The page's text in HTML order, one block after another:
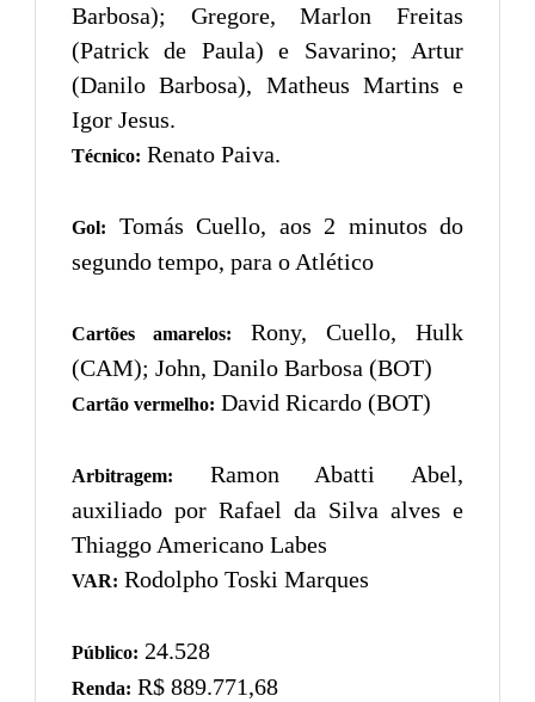
Barbosa); Gregore, Marlon Freitas
(Patrick de Paula) e Savarino; Artur
(Danilo Barbosa), Matheus Martins e
Igor Jesus.
Técnico: Renato Paiva.
Gol:
Tomás Cuello, aos 2 minutos do
segundo tempo, para o Atlético
Cartões amarelos:
Rony, Cuello, Hulk
(CAM); John, Danilo Barbosa (BOT)
Cartão vermelho: David Ricardo (BOT)
Arbitragem:
Ramon Abatti Abel,
auxiliado por Rafael da Silva alves e
Thiaggo Americano Labes
VAR: Rodolpho Toski Marques
Público: 24.528
Renda: R$ 889.771,68